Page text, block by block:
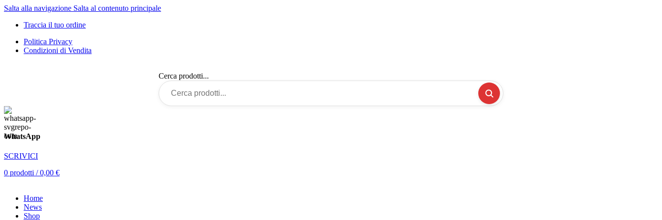
Salta alla navigazione Salta al contenuto principale
Traccia il tuo ordine
Politica Privacy
Condizioni di Vendita
Cerca prodotti...
WhatsApp
SCRIVICI
0 prodotti / 0,00 €
Home
News
Shop